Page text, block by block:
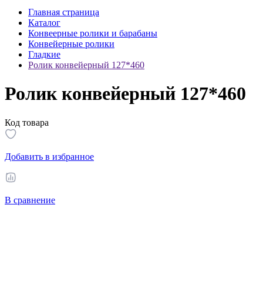
Главная страница
Каталог
Конвеерные ролики и барабаны
Конвейерные ролики
Гладкие
Ролик конвейерный 127*460
Ролик конвейерный 127*460
Код товара
Добавить в избранное
В сравнение